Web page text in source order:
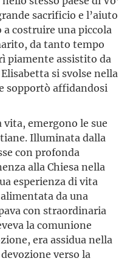
sacrificio e l’aiuto
costruire una piccola
da tanto tempo
piamente assistito da
si svolse nella
sopportò affidandosi
emergono le sue
Illuminata dalla
con profonda
alla Chiesa nella
esperienza di vita
da una
con straordinaria
la comunione
era assidua nella
verso la